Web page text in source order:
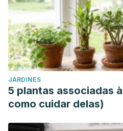
JARDINES
5 plantas associadas
como cuidar delas)